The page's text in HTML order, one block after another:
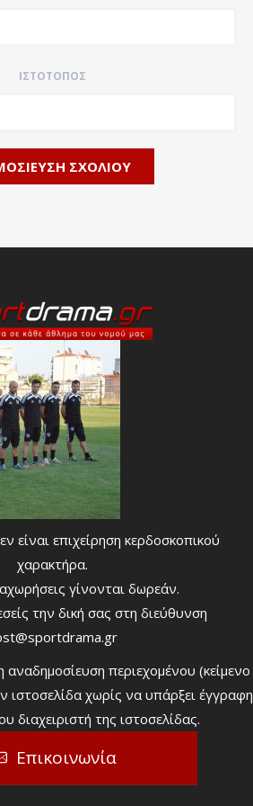
ΙΣΤΌΤΟΠΟΣ
είναι επιχείρηση κερδοσκοπικού
χαρακτήρα.
γίνονται δωρεάν.
την δική σας στη διεύθυνση
περιεχομένου (κείμενο
χωρίς να υπάρξει έγγραφη
διαχειριστή της ιστοσελίδας.
Επικοινωνία